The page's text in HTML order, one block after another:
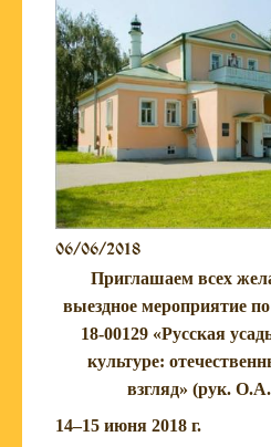
06/06/2018
Приглашаем всех
выездное мероприятие
18-00129 «Русская
культуре:
взгляд» (рук.
14–15 июня 2018 г.